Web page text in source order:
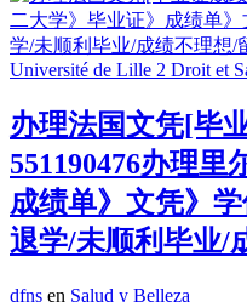
办理法国文凭[毕
551190476办理里
成绩单》文凭》
退学/未顺利毕业/
dfns en Salud y Belleza